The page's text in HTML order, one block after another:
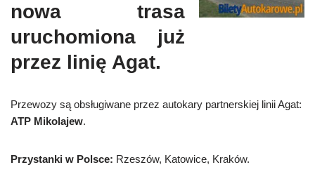
nowa trasa
uruchomiona już
przez linię Agat.
Przewozy są obsługiwane przez autokary partnerskiej linii Agat:
ATP Mikolajew.
Przystanki w Polsce: Rzeszów, Katowice, Kraków.